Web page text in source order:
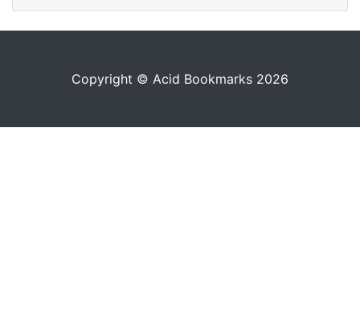
Copyright © Acid Bookmarks 2026